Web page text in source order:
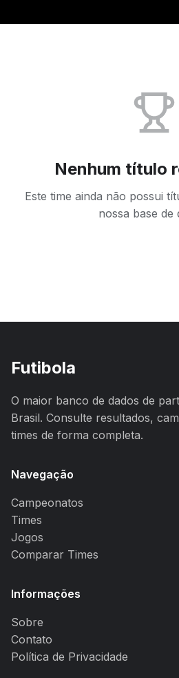
Nenhum título
Este time ainda não possui
nossa base de
Futibola
O maior banco de dados de
Brasil. Consulte resultados,
times de forma completa.
Navegação
Campeonatos
Times
Jogos
Comparar Times
Informações
Sobre
Contato
Política de Privacidade